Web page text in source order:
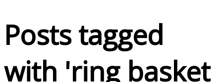
Posts tagged
with 'ring basket